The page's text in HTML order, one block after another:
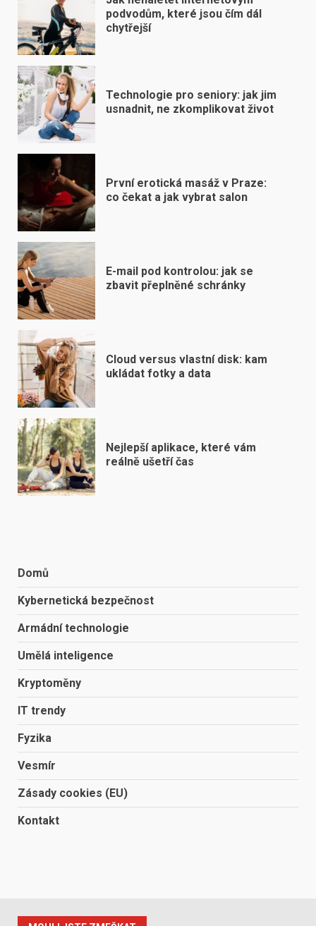
podvodům, které jsou čím dál
chytřejší
Technologie pro seniory: jak jim
usnadnit, ne zkomplikovat život
První erotická masáž v Praze:
co čekat a jak vybrat salon
E-mail pod kontrolou: jak se
zbavit přeplněné schránky
Cloud versus vlastní disk: kam
ukládat fotky a data
Nejlepší aplikace, které vám
reálně ušetří čas
Domů
Kybernetická bezpečnost
Armádní technologie
Umělá inteligence
Kryptoměny
IT trendy
Fyzika
Vesmír
Zásady cookies (EU)
Kontakt